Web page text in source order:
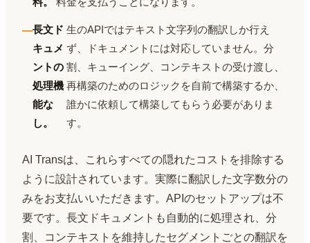
長文ド
キュメ
ントの
処理機
能な
し。
生のAPIではテキスト文字列の翻訳しか行え
ず、ドキュメントには対応していません。分
割、キューイング、コンテキストの受け渡し、
再構築のためのロジックを自前で構築するか、
誰かに依頼して構築してもらう必要がありま
す。
AI Transは、これらすべての隠れたコストを排除する
ように設計されています。実際に翻訳した文字数分の
みをお支払いいただきます。APIのセットアップは不
要です。長文ドキュメントも自動的に処理され、分
割、コンテキストを維持したセグメントごとの翻訳を